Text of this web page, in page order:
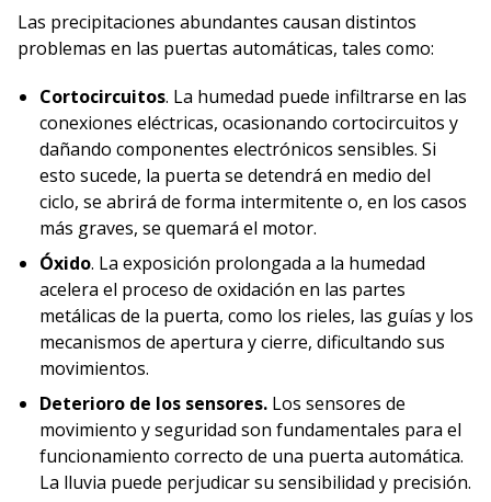
Las precipitaciones abundantes causan distintos
problemas en las puertas automáticas, tales como:
Cortocircuitos. La humedad puede infiltrarse en las
conexiones eléctricas, ocasionando cortocircuitos y
dañando componentes electrónicos sensibles. Si
esto sucede, la puerta se detendrá en medio del
ciclo, se abrirá de forma intermitente o, en los casos
más graves, se quemará el motor.
Óxido. La exposición prolongada a la humedad
acelera el proceso de oxidación en las partes
metálicas de la puerta, como los rieles, las guías y los
mecanismos de apertura y cierre, dificultando sus
movimientos.
Deterioro de los sensores. Los sensores de
movimiento y seguridad son fundamentales para el
funcionamiento correcto de una puerta automática.
La lluvia puede perjudicar su sensibilidad y precisión.